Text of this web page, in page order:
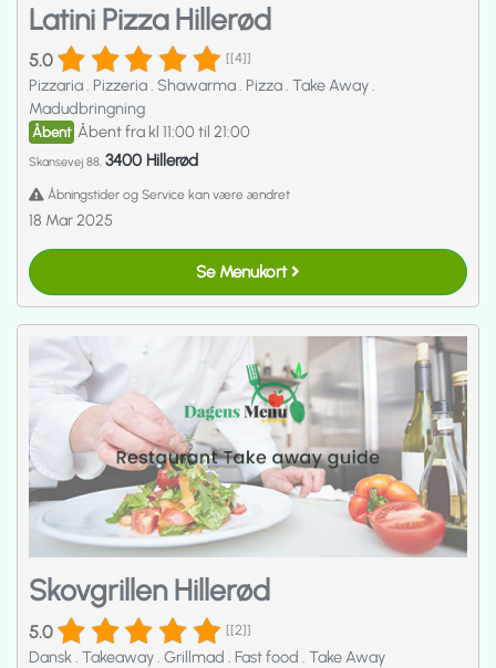
Latini Pizza Hillerød
5.0 [[4]]
Pizzaria. Pizzeria. Shawarma. Pizza. Take Away.
Madudbringning
Åbent Åbent fra kl 11:00 til 21:00
Skansevej 88, 3400 Hillerød
Åbningstider og Service kan være ændret
18 Mar 2025
Se Menukort
Skovgrillen Hillerød
5.0 [[2]]
Dansk. Takeaway. Grillmad . Fast food . Take Away